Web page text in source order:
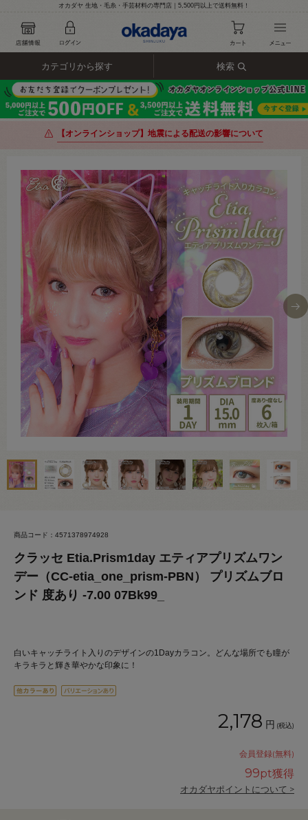
オカダヤ 生地・毛糸・手芸材料の専門店｜5,500円以上で送料無料！
カテゴリから探す 検索
【オンラインショップ】地震による配送の影響について
商品コード：4571378974928
クラッセ Etia.Prism1day エティアプリズムワン
デー（CC-etia_one_prism-PBN） プリズムブロ
ンド 度あり -7.00 07Bk99_
白いキャッチライト入りのデザインの1Dayカラコン。どんな場所でも瞳が
キラキラと輝き華やかな印象に！
2,178 円 (税込)
会員登録(無料)
99pt獲得
オカダヤポイントについて >